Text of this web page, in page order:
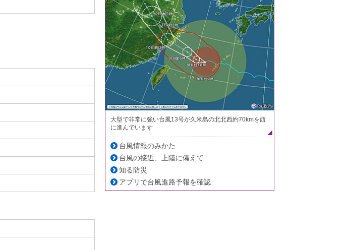
大型で非常に強い台風13号が久米島の北北西約70kmを西
に進んでいます
台風情報のみかた
台風の接近、上陸に備えて
知る防災
アプリで台風進路予報を確認